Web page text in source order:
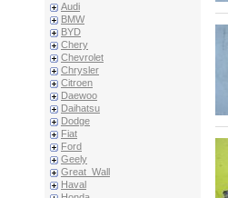
Audi
BMW
BYD
Chery
Chevrolet
Chrysler
Citroen
Daewoo
Daihatsu
Dodge
Fiat
Ford
Geely
Great_Wall
Haval